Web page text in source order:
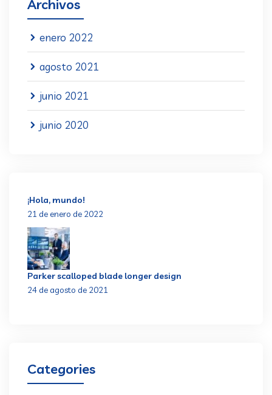
Archivos
enero 2022
agosto 2021
junio 2021
junio 2020
¡Hola, mundo!
21 de enero de 2022
Parker scalloped blade longer design
24 de agosto de 2021
Categories